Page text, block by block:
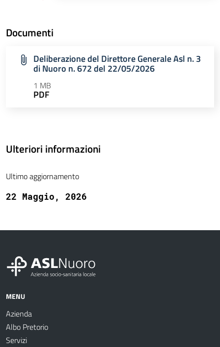
Documenti
Deliberazione del Direttore Generale Asl n. 3
di Nuoro n. 672 del 22/05/2026
1 MB
PDF
Ulteriori informazioni
Ultimo aggiornamento
22 Maggio, 2026
MENU
Azienda
Albo Pretorio
Servizi